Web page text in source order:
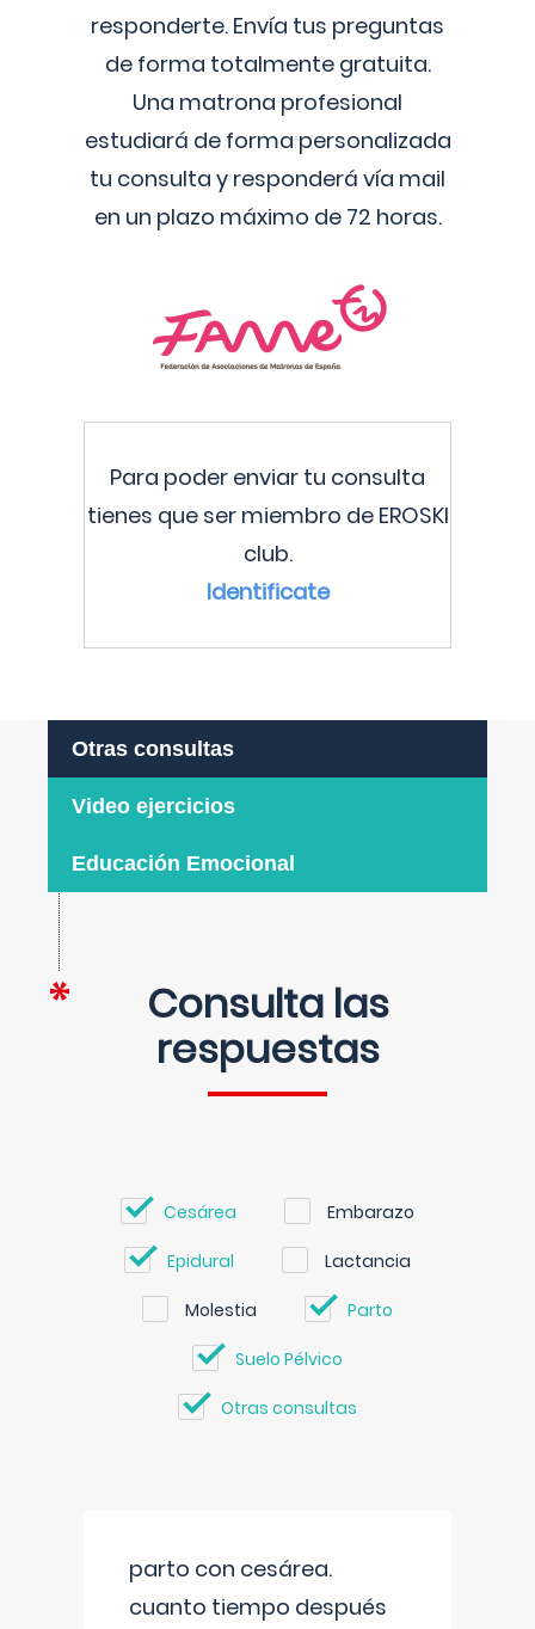
responderte. Envía tus preguntas
de forma totalmente gratuita.
Una matrona profesional
estudiará de forma personalizada
tu consulta y responderá vía mail
en un plazo máximo de 72 horas.
Para poder enviar tu consulta
tienes que ser miembro de EROSKI
club.
Identificate
Otras consultas
Video ejercicios
Educación Emocional
Consulta las
respuestas
Cesárea Embarazo
Epidural Lactancia
Molestia Parto
Suelo Pélvico
Otras consultas
parto con cesárea.
cuanto tiempo después